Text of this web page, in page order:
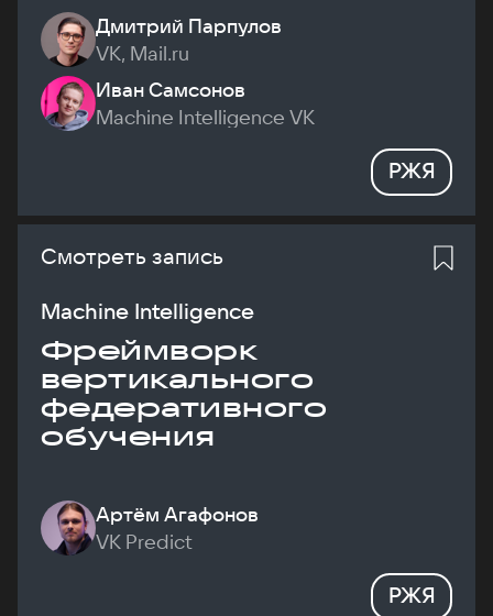
Дмитрий Парпулов
VK, Mail.ru
Иван Самсонов
Machine Intelligence VK
РЖЯ
Смотреть запись
Machine Intelligence
Фреймворк
вертикального
федеративного
обучения
Артём Агафонов
VK Predict
РЖЯ